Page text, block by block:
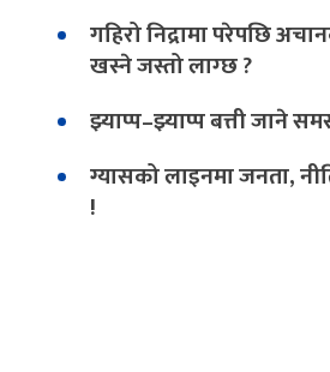
गहिरो निद्रामा परेपछि
खस्ने जस्तो लाग्छ ?
झ्याप्प–झ्याप्प बत्ती जाने
ग्यासको लाइनमा जनता,
!